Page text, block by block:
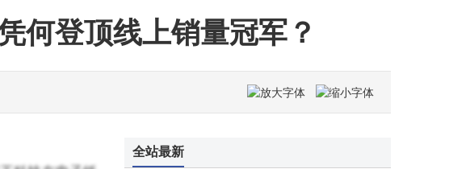
马斯克透露：特斯拉FSD系统有望下月在欧洲获批，中国获批时间或相近
当贝耳机Air 1破局：以AI软硬一体生态开启智能生活新篇章
何登顶线上销量冠军？
全站最新